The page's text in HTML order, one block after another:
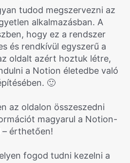
tudod megszervezni az
alkalmazásban. A
hogy ez a rendszer
és rendkívül egyszerű a
oldalt azért hoztuk létre,
a Notion életedbe való
🙂
az oldalon összeszedni
magyarul a Notion-
– érthetően!
fogod tudni kezelni a